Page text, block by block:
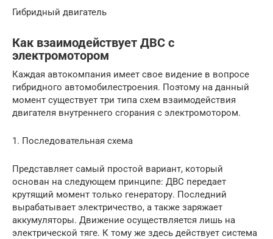
Гибридный двигатель
Как взаимодействует ДВС с
электромотором
Каждая автокомпания имеет свое видение в вопросе
гибридного автомобилестроения. Поэтому на данный
момент существует три типа схем взаимодействия
двигателя внутреннего сгорания с электромотором.
1. Последовательная схема
Представляет самый простой вариант, который
основан на следующем принципе: ДВС передает
крутящий момент только генератору. Последний
вырабатывает электричество, а также заряжает
аккумуляторы. Движение осуществляется лишь на
электрической тяге. К тому же здесь действует система